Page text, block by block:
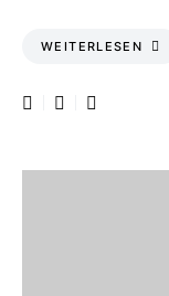
WEITERLESEN